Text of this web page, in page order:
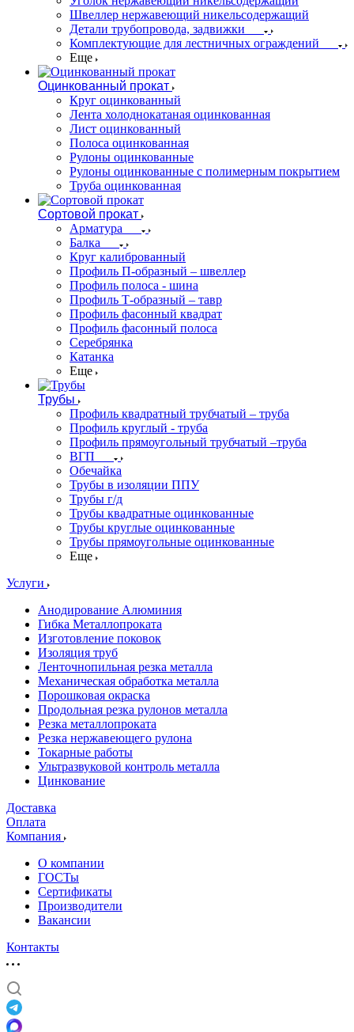
Швеллер нержавеющий никельсодержащий
Детали трубопровода, задвижки
Комплектующие для лестничных ограждений
Еще
Оцинкованный прокат
Круг оцинкованный
Лента холоднокатаная оцинкованная
Лист оцинкованный
Полоса оцинкованная
Рулоны оцинкованные
Рулоны оцинкованные с полимерным покрытием
Труба оцинкованная
Сортовой прокат
Арматура
Балка
Круг калиброванный
Профиль П-образный – швеллер
Профиль полоса - шина
Профиль Т-образный – тавр
Профиль фасонный квадрат
Профиль фасонный полоса
Серебрянка
Катанка
Еще
Трубы
Профиль квадратный трубчатый – труба
Профиль круглый - труба
Профиль прямоугольный трубчатый –труба
ВГП
Обечайка
Трубы в изоляции ППУ
Трубы г/д
Трубы квадратные оцинкованные
Трубы круглые оцинкованные
Трубы прямоугольные оцинкованные
Еще
Услуги
Анодирование Алюминия
Гибка Металлопроката
Изготовление поковок
Изоляция труб
Ленточнопильная резка металла
Механическая обработка металла
Порошковая окраска
Продольная резка рулонов металла
Резка металлопроката
Резка нержавеющего рулона
Токарные работы
Ультразвуковой контроль металла
Цинкование
Доставка
Оплата
Компания
О компании
ГОСТы
Сертификаты
Производители
Вакансии
Контакты